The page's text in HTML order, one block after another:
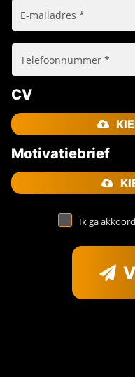
CV
Motivatiebrief
Ik ga